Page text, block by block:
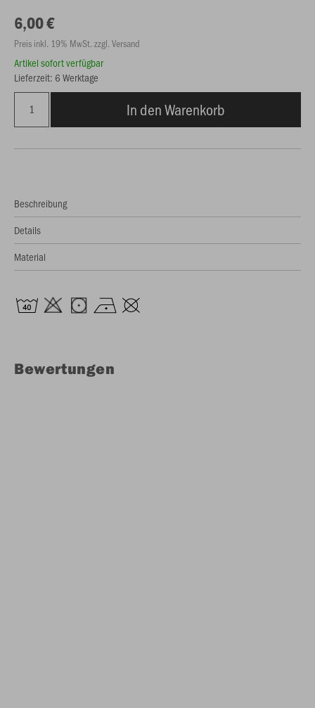
6,00 €
Preis inkl. 19% MwSt. zzgl. Versand
Artikel sofort verfügbar
Lieferzeit: 6 Werktage
In den Warenkorb
Beschreibung
Details
Material
Bewertungen